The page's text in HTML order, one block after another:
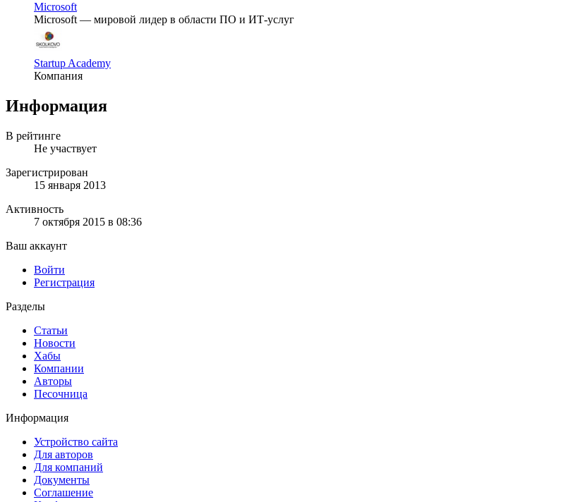
Microsoft
Microsoft — мировой лидер в области ПО и ИТ-услуг
Startup Academy
Компания
Информация
В рейтинге
Не участвует
Зарегистрирован
15 января 2013
Активность
7 октября 2015 в 08:36
Ваш аккаунт
Войти
Регистрация
Разделы
Статьи
Новости
Хабы
Компании
Авторы
Песочница
Информация
Устройство сайта
Для авторов
Для компаний
Документы
Соглашение